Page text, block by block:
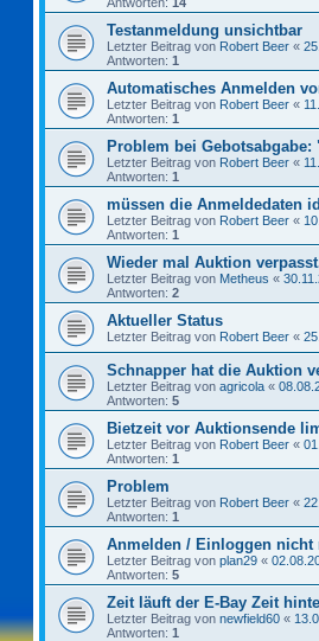
Testanmeldung unsichtbar
Letzter Beitrag von Robert Beer «
Antworten: 1
Automatisches Anmelden
Letzter Beitrag von Robert Beer «
Antworten: 1
Problem bei Gebotsabgabe:
Letzter Beitrag von Robert Beer «
Antworten: 1
müssen die Anmeldedaten
Letzter Beitrag von Robert Beer «
Antworten: 1
Wieder mal Auktion
Letzter Beitrag von Metheus «
Antworten: 2
Aktueller Status
Letzter Beitrag von Robert Beer «
Schnapper hat die Auktion
Letzter Beitrag von agricola «
Antworten: 5
Bietzeit vor Auktionsende
Letzter Beitrag von Robert Beer «
Antworten: 1
Problem
Letzter Beitrag von Robert Beer «
Antworten: 1
Anmelden / Einloggen
Letzter Beitrag von plan29 «
Antworten: 5
Zeit läuft der E-Bay Zeit
Letzter Beitrag von newfield60 «
Antworten: 1